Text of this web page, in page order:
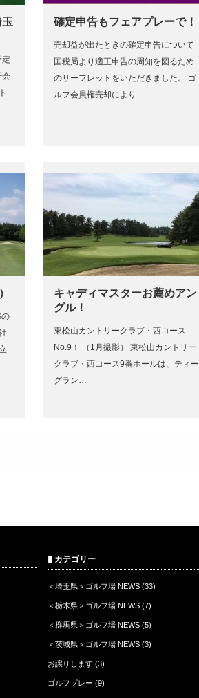
会
確定申告もフェアプレーで！
売却益が出たときの確定申告について
国税局より適正申告の周知を図るため
のリーフレットをいただきました。 ゴ
ルフ会員権売却により…
キャディマスターお薦めアン
グル！
東松山カントリークラブ・西コース
No.9！ （1月撮影） 東松山カントリー
クラブ・西コース9番ホールは、ティー
グラン…
▮ カテゴリー
＜埼玉県＞ゴルフ場 NEWS (33)
＜栃木県＞ゴルフ場 NEWS (7)
＜群馬県＞ゴルフ場 NEWS (5)
＜茨城県＞ゴルフ場 NEWS (3)
お譲りします (3)
ゴルフプレー (9)